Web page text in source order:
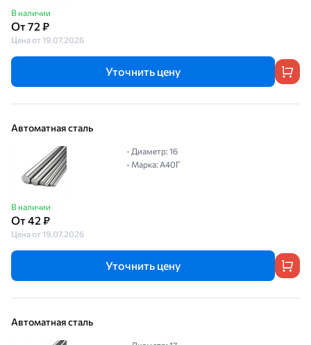
В наличии
От 72 ₽
Цена от 19.07.2026
Уточнить цену
Автоматная сталь
В наличии
От 42 ₽
Цена от 19.07.2026
- Диаметр: 16
- Марка: А40Г
Уточнить цену
Автоматная сталь